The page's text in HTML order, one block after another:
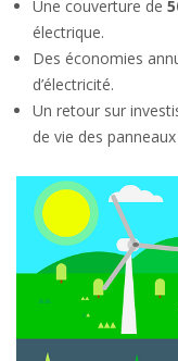
Une couverture de
électrique.
Des économies
d’électricité.
Un retour sur
de vie des